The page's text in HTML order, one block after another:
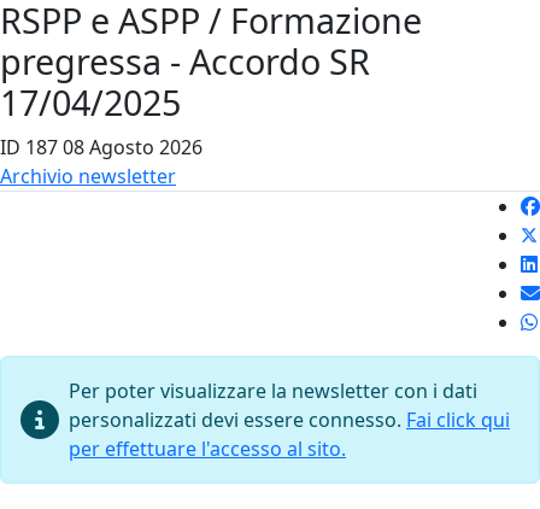
RSPP e ASPP / Formazione
pregressa - Accordo SR
17/04/2025
ID 18708 Agosto 2026
Archivio newsletter
Per poter visualizzare la newsletter con i dati
personalizzati devi essere connesso. Fai click qui
per effettuare l'accesso al sito.